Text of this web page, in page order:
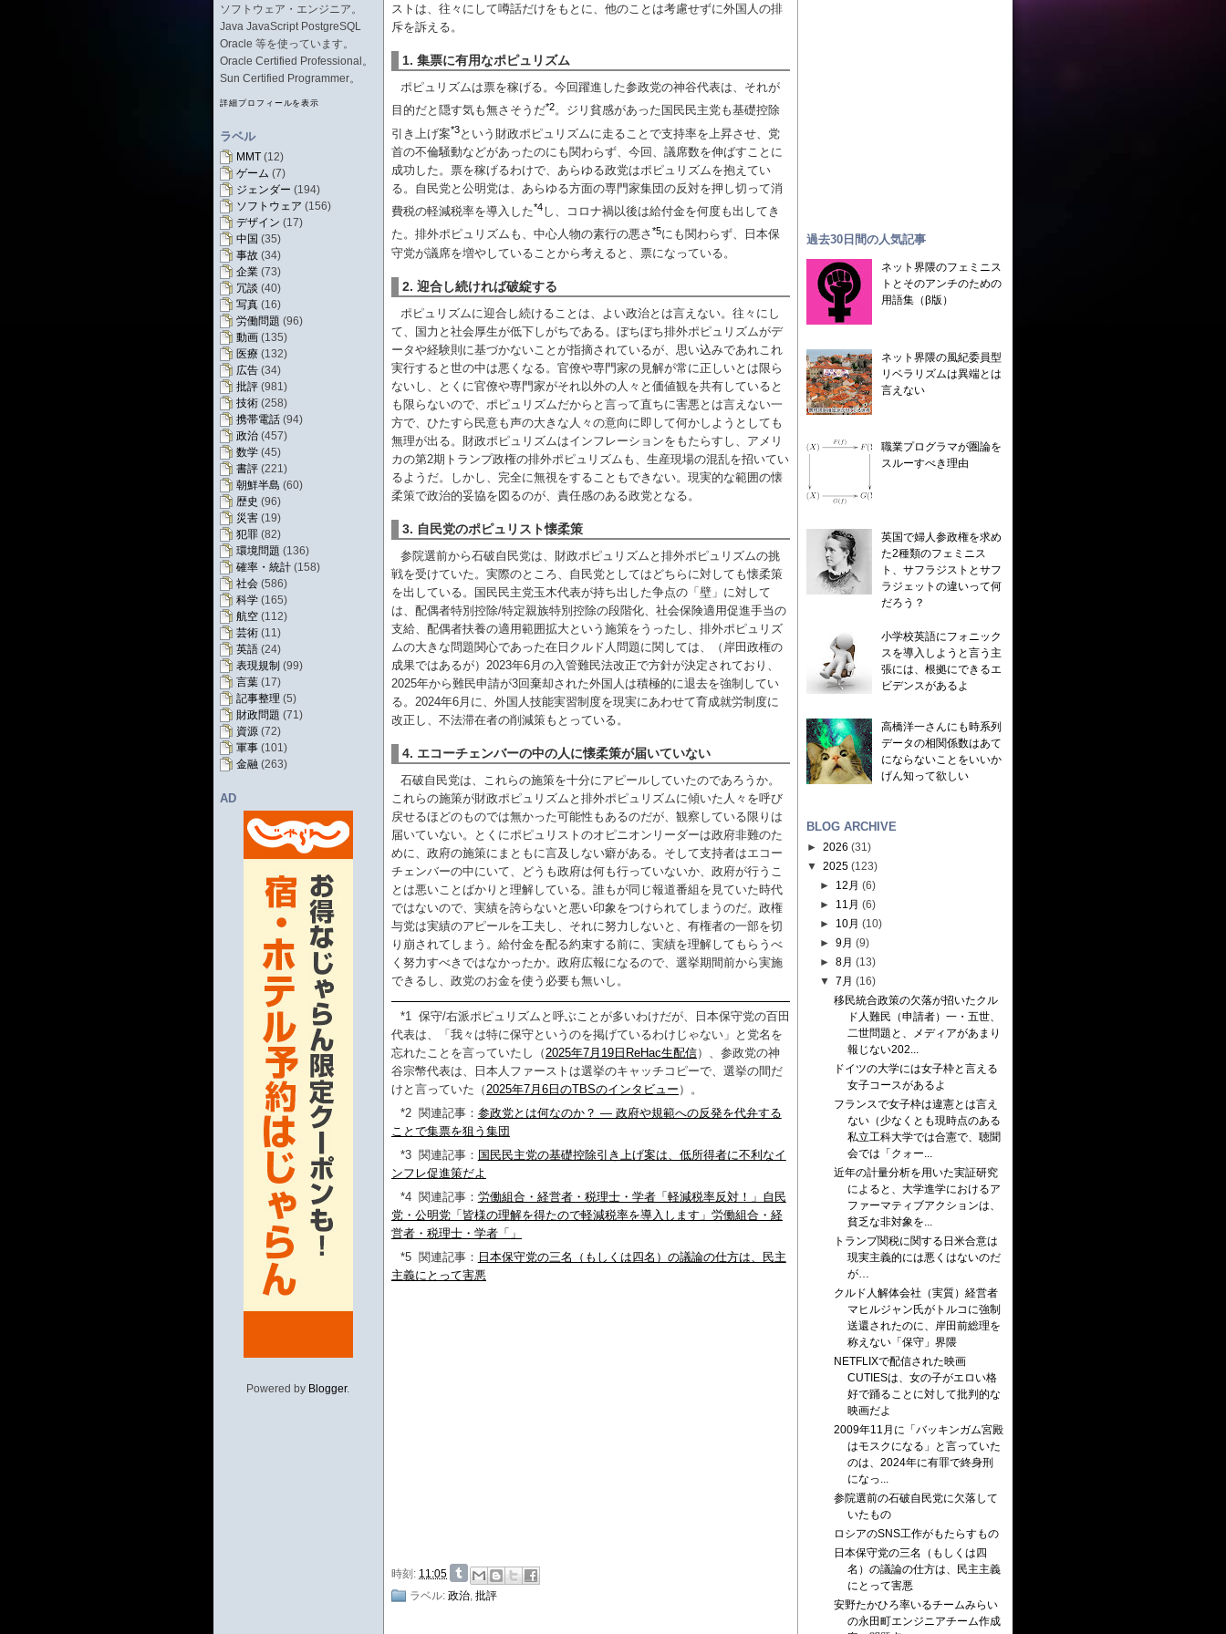
ソフトウェア・エンジニア。
Java JavaScript PostgreSQL
Oracle 等を使っています。
Oracle Certified Professional。
Sun Certified Programmer。
詳細プロフィールを表示
ラベル
MMT (12)
ゲーム (7)
ジェンダー (194)
ソフトウェア (156)
デザイン (17)
中国 (35)
事故 (34)
企業 (73)
冗談 (40)
写真 (16)
労働問題 (96)
動画 (135)
医療 (132)
広告 (34)
批評 (981)
技術 (258)
携帯電話 (94)
政治 (457)
数学 (45)
書評 (221)
朝鮮半島 (60)
歴史 (96)
災害 (19)
犯罪 (82)
環境問題 (136)
確率・統計 (158)
社会 (586)
科学 (165)
航空 (112)
芸術 (11)
英語 (24)
表現規制 (99)
言葉 (17)
記事整理 (5)
財政問題 (71)
資源 (72)
軍事 (101)
金融 (263)
AD
Powered by Blogger.
ストは、往々にして噂話だけをもとに、他のことは考慮せずに外国人の排
斥を訴える。
1. 集票に有用なポピュリズム
ポピュリズムは票を稼げる。今回躍進した参政党の神谷代表は、それが
目的だと隠す気も無さそうだ*2。ジリ貧感があった国民民主党も基礎控除
引き上げ案*3という財政ポピュリズムに走ることで支持率を上昇させ、党
首の不倫騒動などがあったのにも関わらず、今回、議席数を伸ばすことに
成功した。票を稼げるわけで、あらゆる政党はポピュリズムを抱えてい
る。自民党と公明党は、あらゆる方面の専門家集団の反対を押し切って消
費税の軽減税率を導入した*4し、コロナ禍以後は給付金を何度も出してき
た。排外ポピュリズムも、中心人物の素行の悪さ *5にも関わらず、日本保
守党が議席を増やしていることから考えると、票になっている。
2. 迎合し続ければ破綻する
ポピュリズムに迎合し続けることは、よい政治とは言えない。往々にし
て、国力と社会厚生が低下しがちである。ぼちぼち排外ポピュリズムがデ
ータや経験則に基づかないことが指摘されているが、思い込みであれこれ
実行すると世の中は悪くなる。官僚や専門家の見解が常に正しいとは限ら
ないし、とくに官僚や専門家がそれ以外の人々と価値観を共有していると
も限らないので、ポピュリズムだからと言って直ちに害悪とは言えない一
方で、ひたすら民意も声の大きな人々の意向に即して何かしようとしても
無理が出る。財政ポピュリズムはインフレーションをもたらすし、アメリ
カの第2期トランプ政権の排外ポピュリズムも、生産現場の混乱を招いてい
るようだ。しかし、完全に無視をすることもできない。現実的な範囲の懐
柔策で政治的妥協を図るのが、責任感のある政党となる。
3. 自民党のポピュリスト懐柔策
参院選前から石破自民党は、財政ポピュリズムと排外ポピュリズムの挑
戦を受けていた。実際のところ、自民党としてはどちらに対しても懐柔策
を出している。国民民主党玉木代表が持ち出した争点の「壁」に対して
は、配偶者特別控除/特定親族特別控除の段階化、社会保険適用促進手当の
支給、配偶者扶養の適用範囲拡大という施策をうったし、排外ポピュリズ
ムの大きな問題関心であった在日クルド人問題に関しては、（岸田政権の
成果ではあるが）2023年6月の入管難民法改正で方針が決定されており、
2025年から難民申請が3回棄却された外国人は積極的に退去を強制してい
る。2024年6月に、外国人技能実習制度を現実にあわせて育成就労制度に
改正し、不法滞在者の削減策もとっている。
4. エコーチェンバーの中の人に懐柔策が届いていない
石破自民党は、これらの施策を十分にアピールしていたのであろうか。
これらの施策が財政ポピュリズムと排外ポピュリズムに傾いた人々を呼び
戻せるほどのものでは無かった可能性もあるのだが、観察している限りは
届いていない。とくにポピュリストのオピニオンリーダーは政府非難のた
めに、政府の施策にまともに言及しない癖がある。そして支持者はエコー
チェンバーの中にいて、どうも政府は何も行っていないか、政府が行うこ
とは悪いことばかりと理解している。誰もが同じ報道番組を見ていた時代
ではないので、実績を誇らないと悪い印象をつけられてしまうのだ。政権
与党は実績のアピールを工夫し、それに努力しないと、有権者の一部を切
り崩されてしまう。給付金を配る約束する前に、実績を理解してもらうべ
く努力すべきではなかったか。政府広報になるので、選挙期間前から実施
できるし、政党のお金を使う必要も無いし。
*1
保守/右派ポピュリズムと呼ぶことが多いわけだが、日本保守党の百田
代表は、「我々は特に保守というのを掲げているわけじゃない」と党名を
忘れたことを言っていたし（ 2025年7月19日ReHac生配信）、参政党の神
谷宗幣代表は、日本人ファーストは選挙のキャッチコピーで、選挙の間だ
けと言っていた（ 2025年7月6日のTBSのインタビュー ）。
*2 関連記事： 参政党とは何なのか？ — 政府や規範への反発を代弁する
ことで集票を狙う集団
*3 関連記事： 国民民主党の基礎控除引き上げ案は、低所得者に不利なイ
ンフレ促進策だよ
*4 関連記事： 労働組合・経営者・税理士・学者「軽減税率反対！」自民
党・公明党「皆様の理解を得たので軽減税率を導入します」労働組合・経
営者・税理士・学者「」
*5 関連記事： 日本保守党の三名（もしくは四名）の議論の仕方は、民主
主義にとって害悪
時刻: 11:05
ラベル: 政治, 批評
過去30日間の人気記事
ネット界隈のフェミニス
トとそのアンチのための
用語集（β版）
ネット界隈の風紀委員型
リベラリズムは異端とは
言えない
職業プログラマが圏論を
スルーすべき理由
英国で婦人参政権を求め
た2種類のフェミニス
ト、サフラジストとサフ
ラジェットの違いって何
だろう？
小学校英語にフォニック
スを導入しようと言う主
張には、根拠にできるエ
ビデンスがあるよ
高橋洋一さんにも時系列
データの相関係数はあて
にならないことをいいか
げん知って欲しい
BLOG ARCHIVE
► 2026 (31)
▼ 2025 (123)
► 12月 (6)
► 11月 (6)
► 10月 (10)
►9月 (9)
►8月 (13)
▼ 7月 (16)
移民統合政策の欠落が招いたクル
ド人難民（申請者）一・五世、
二世問題と、メディアがあまり
報じない202...
ドイツの大学には女子枠と言える
女子コースがあるよ
フランスで女子枠は違憲とは言え
ない（少なくとも現時点のある
私立工科大学では合憲で、聴聞
会では「クォー...
近年の計量分析を用いた実証研究
によると、大学進学におけるア
ファーマティブアクションは、
貧乏な非対象を...
トランプ関税に関する日米合意は
現実主義的には悪くはないのだ
が…
クルド人解体会社（実質）経営者
マヒルジャン氏がトルコに強制
送還されたのに、岸田前総理を
称えない「保守」界隈
NETFLIXで配信された映画
CUTIESは、女の子がエロい格
好で踊ることに対して批判的な
映画だよ
2009年11月に「バッキンガム宮殿
はモスクになる」と言っていた
のは、2024年に有罪で終身刑
になっ...
参院選前の石破自民党に欠落して
いたもの
ロシアのSNS工作がもたらすもの
日本保守党の三名（もしくは四
名）の議論の仕方は、民主主義
にとって害悪
安野たかひろ率いるチームみらい
の永田町エンジニアチーム作成